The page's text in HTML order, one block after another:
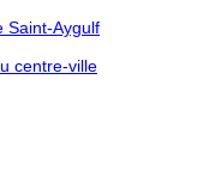
Saint-Aygulf
centre-ville